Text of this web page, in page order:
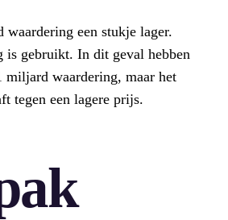
een stukje lager.
gebruikt. In dit geval hebben
miljard waardering, maar het
tegen een lagere prijs.